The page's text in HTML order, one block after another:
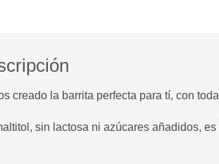
creado la barrita perfecta para tí, con
sin lactosa ni azúcares añadidos,